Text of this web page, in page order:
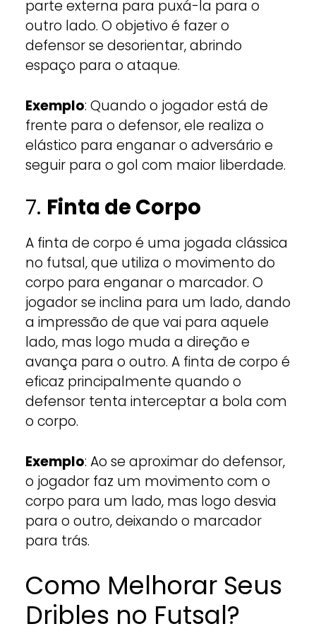
parte externa para puxá-la para o
outro lado. O objetivo é fazer o
defensor se desorientar, abrindo
espaço para o ataque.
Exemplo: Quando o jogador está de
frente para o defensor, ele realiza o
elástico para enganar o adversário e
seguir para o gol com maior liberdade.
7. Finta de Corpo
A finta de corpo é uma jogada clássica
no futsal, que utiliza o movimento do
corpo para enganar o marcador. O
jogador se inclina para um lado, dando
a impressão de que vai para aquele
lado, mas logo muda a direção e
avança para o outro. A finta de corpo é
eficaz principalmente quando o
defensor tenta interceptar a bola com
o corpo.
Exemplo: Ao se aproximar do defensor,
o jogador faz um movimento com o
corpo para um lado, mas logo desvia
para o outro, deixando o marcador
para trás.
Como Melhorar Seus
Dribles no Futsal?